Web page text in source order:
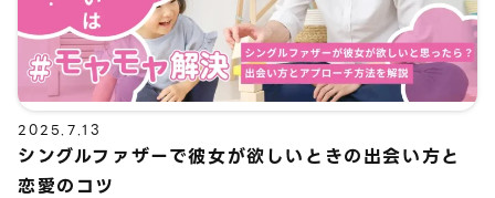
2025.7.13
シングルファザーで彼女が欲しいときの出会い方と
恋愛のコツ